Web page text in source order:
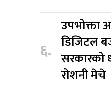
६.
उपभोक्ता
डिजिटल
सरकारको
रोशनी मेचे